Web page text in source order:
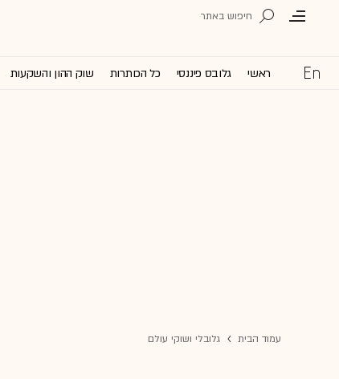
ראשי גלובס פיננסי כל הכותרות שוק ההון והשקעות
עמוד הבית גלובלי ושוקי עולם